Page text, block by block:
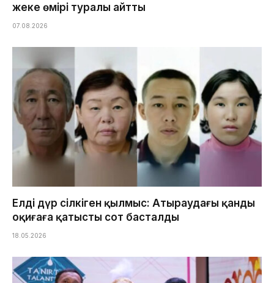
жеке өмірі туралы айтты
07.08.2026
Елді дүр сілкіген қылмыс: Атыраудағы қанды
оқиғаға қатысты сот басталды
18.05.2026